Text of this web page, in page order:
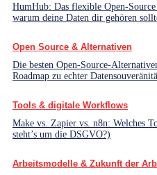
HumHub: Das flexible Open-
warum deine Daten dir gehören
Open Source & Alternativen
Die besten Open-Source-
Roadmap zu echter
Tools & digitale Workflows
Make vs. Zapier vs. n8n: Welches
steht’s um die DSGVO?)
Arbeitsmodelle & Zukunft der